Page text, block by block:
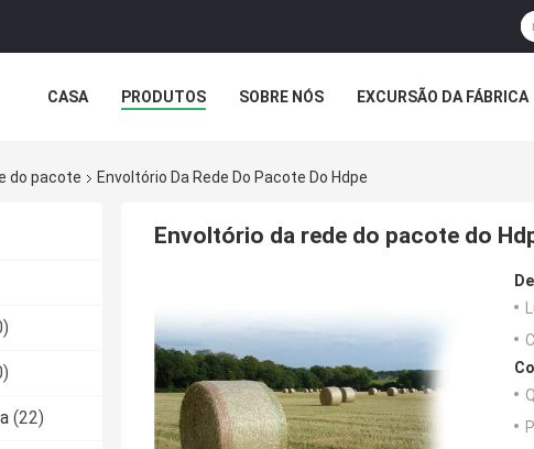
CASA PRODUTOS SOBRE NÓS EXCURSÃO DA FÁBRICA
do pacote Envoltório Da Rede Do Pacote Do Hdpe
(22)
Envoltório da rede do pacote do